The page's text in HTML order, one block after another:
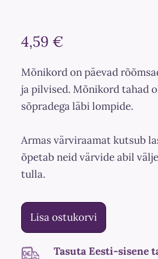
4,59 €
Mõnikord on päevad
ja pilvised. Mõnikord tahad
sõpradega läbi lompide.
Armas värviraamat kutsub
õpetab neid värvide abil
tulla.
Lisa ostukorvi
Tasuta Eesti-sisene